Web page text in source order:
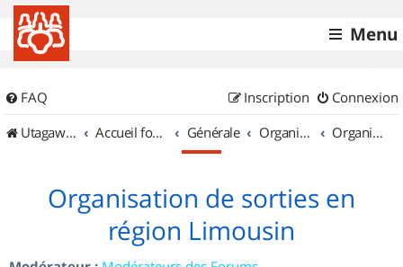
Menu
FAQ Connexion
Inscription
UtagawaVTT (Randos VTT et VTTAE avec traces GPS)
Accueil forum Générale Organisation de sorties & Recherche de partenaires Organisation de sorties en région Limousin
Organisation de sorties en
région Limousin